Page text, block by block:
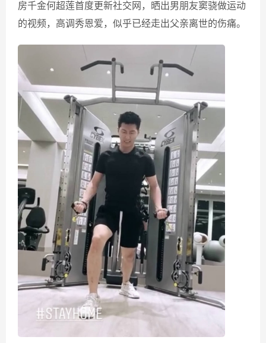
房千金何超莲首度更新社交网，晒出男朋友窦骁做运动
的视频，高调秀恩爱，似乎已经走出父亲离世的伤痛。